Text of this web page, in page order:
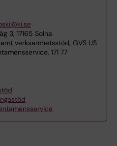
3, 17165 Solna
verksamhetsstöd, GVS US
171 77